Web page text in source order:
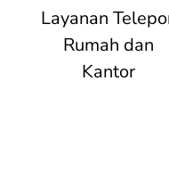
Layanan
Rumah dan
Kantor